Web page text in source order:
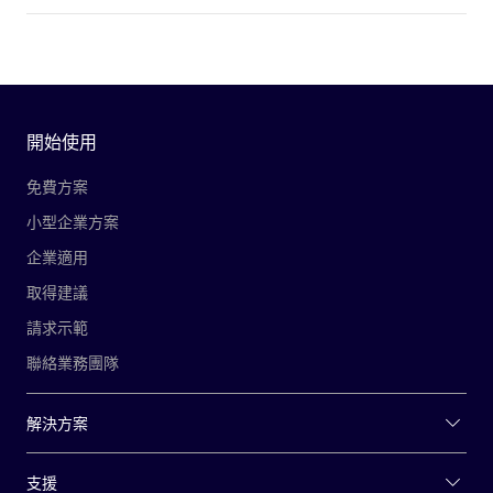
開始使用
免費方案
小型企業方案
企業適用
取得建議
請求示範
聯絡業務團隊
解決方案
支援